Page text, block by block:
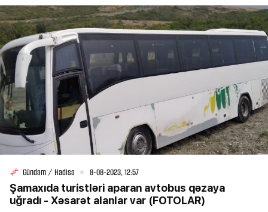
Gündəm / Hadisə 8-08-2023, 12:57
Şamaxıda turistləri aparan avtobus qəzaya
uğradı - Xəsarət alanlar var (FOTOLAR)